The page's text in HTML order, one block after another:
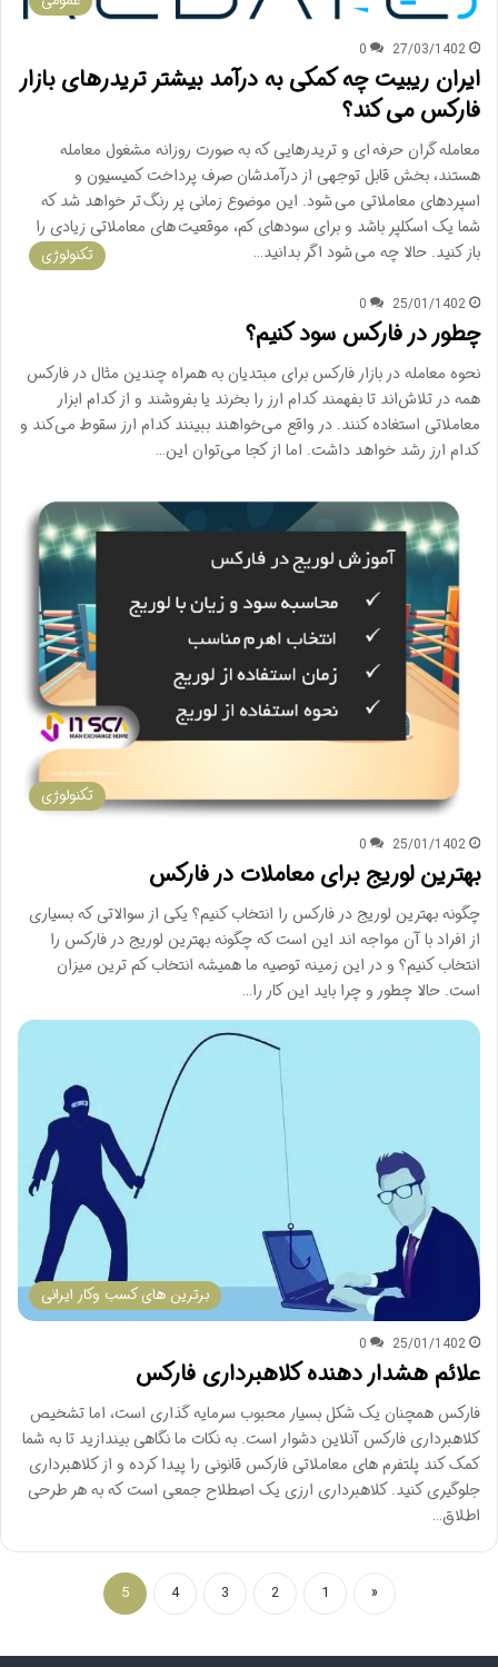
27/03/1402
0
ایران ریبیت چه کمکی به درآمد بیشتر تریدرهای بازار
فارکس می کند؟
معامله گران حرفه ای و تریدرهایی که به صورت روزانه مشغول معامله
هستند، بخش قابل توجهی از درآمدشان صرف پرداخت کمیسیون و
اسپردهای معاملاتی می شود. این موضوع زمانی پر رنگ تر خواهد شد که
شما یک اسکلپر باشد و برای سودهای کم، موقعیت های معاملاتی زیادی را
باز کنید. حالا چه می شود اگر بدانید…
تکنولوژی
25/01/1402
0
چطور در فارکس سود کنیم؟
نحوه معامله در بازار فارکس برای مبتدیان به همراه چندین مثال در فارکس
همه در تلاش‌اند تا بفهمند کدام ارز را بخرند یا بفروشند و از کدام ابزار
معاملاتی استغاده کنند. در واقع می‌خواهند ببینند کدام ارز سقوط می‌کند و
کدام ارز رشد خواهد داشت. اما از کجا می‌توان این…
تکنولوژی
25/01/1402
0
بهترین لوریج برای معاملات در فارکس
چگونه بهترین لوریج در فارکس را انتخاب کنیم؟ یکی از سوالاتی که بسیاری
از افراد با آن مواجه اند این است که چگونه بهترین لوریج در فارکس را
انتخاب کنیم؟ و در این زمینه توصیه ما همیشه انتخاب کم ترین میزان
است. حالا چطور و چرا باید این کار را…
برترین های کسب وکار ایرانی
25/01/1402
0
علائم هشدار دهنده کلاهبرداری فارکس
فارکس همچنان یک شکل بسیار محبوب سرمایه گذاری است، اما تشخیص
کلاهبرداری فارکس آنلاین دشوار است. به نکات ما نگاهی بیندازید تا به شما
کمک کند پلتفرم های معاملاتی فارکس قانونی را پیدا کرده و از کلاهبرداری
جلوگیری کنید. کلاهبرداری ارزی یک اصطلاح جمعی است که به هر طرحی
اطلاق…
«
1
2
3
4
5